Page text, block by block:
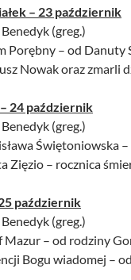
– 23 październik
(greg.)
Porębny – od Danuty
Nowak oraz zmarli
24 październik
(greg.)
Świętoniowska
Zięzio – rocznica
październik
(greg.)
Mazur – od rodziny
Bogu wiadomej –